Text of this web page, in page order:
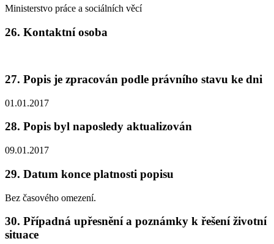
Ministerstvo práce a sociálních věcí
26. Kontaktní osoba
27. Popis je zpracován podle právního stavu ke dni
01.01.2017
28. Popis byl naposledy aktualizován
09.01.2017
29. Datum konce platnosti popisu
Bez časového omezení.
30. Případná upřesnění a poznámky k řešení životní
situace